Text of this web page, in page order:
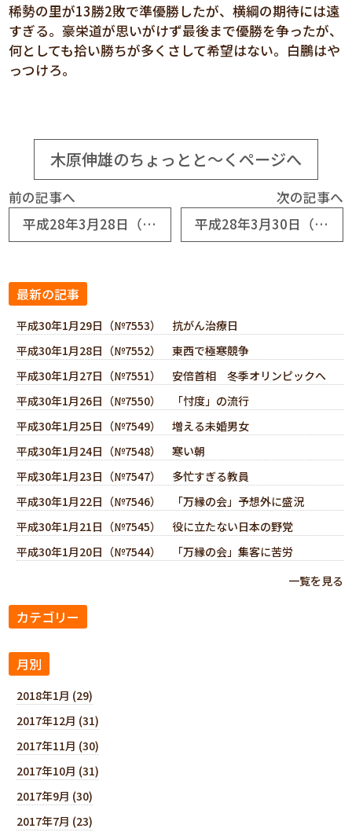
稀勢の里が13勝2敗で準優勝したが、横綱の期待には遠
すぎる。豪栄道が思いがけず最後まで優勝を争ったが、
何としても拾い勝ちが多くさして希望はない。白鵬はや
っつけろ。
木原伸雄のちょっとと～くページへ
前の記事へ
平成28年3月28日（№6968） プロ野球開幕
次の記事へ
平成28年3月30日（№6970） 民進党が誕生
最新の記事
平成30年1月29日（№7553） 抗がん治療日
平成30年1月28日（№7552） 東西で極寒競争
平成30年1月27日（№7551） 安倍首相 冬季オリンピックへ
平成30年1月26日（№7550） 「忖度」の流行
平成30年1月25日（№7549） 増える未婚男女
平成30年1月24日（№7548） 寒い朝
平成30年1月23日（№7547） 多忙すぎる教員
平成30年1月22日（№7546） 「万縁の会」予想外に盛況
平成30年1月21日（№7545） 役に立たない日本の野党
平成30年1月20日（№7544） 「万縁の会」集客に苦労
一覧を見る
カテゴリー
月別
2018年1月 (29)
2017年12月 (31)
2017年11月 (30)
2017年10月 (31)
2017年9月 (30)
2017年7月 (23)